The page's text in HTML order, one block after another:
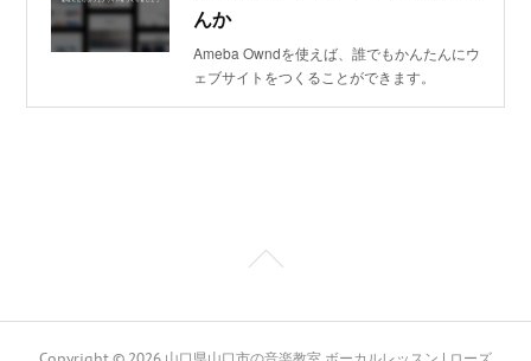
んか
Ameba Owndを使えば、誰でもかんたんにウ
ェブサイトをつくることができます。